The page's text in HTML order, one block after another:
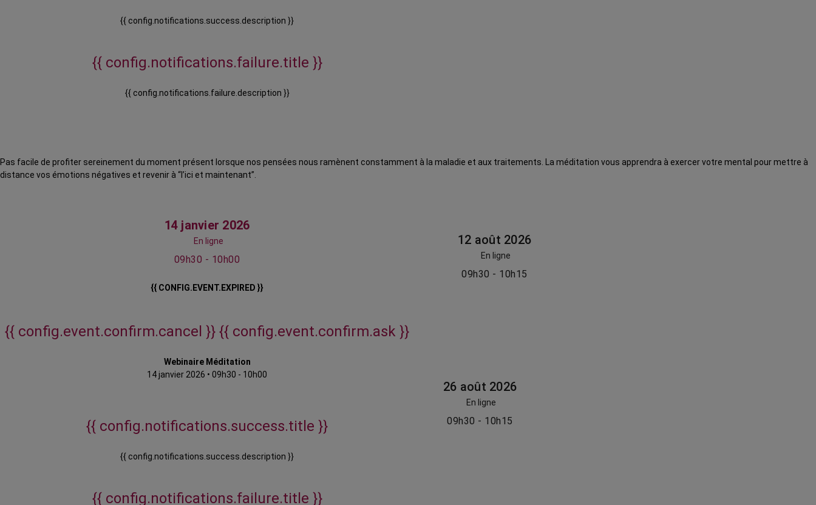
{{ config.notifications.success.description }}
{{ config.notifications.failure.title }}
{{ config.notifications.failure.description }}
Pas facile de profiter sereinement du moment présent lorsque nos pensées nous ramènent constamment à la maladie et aux traitements. La méditation vous apprendra à exercer votre mental pour mettre à
distance vos émotions négatives et revenir à “l’ici et maintenant”.
14 janvier 2026
En ligne
09h30 - 10h00
{{ CONFIG.EVENT.EXPIRED }}
{{ config.event.confirm.cancel }} {{ config.event.confirm.ask }}
Webinaire Méditation
14 janvier 2026 • 09h30 - 10h00
{{ config.notifications.success.title }}
{{ config.notifications.success.description }}
{{ config.notifications.failure.title }}
12 août 2026
En ligne
09h30 - 10h15
26 août 2026
En ligne
09h30 - 10h15